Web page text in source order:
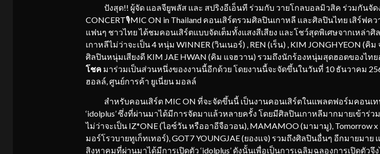
ปังสุด!! ผู้จัด แอลจียูพลัส และ สปริงอีเอ็นที ร่วมกับ วายโกลบอลมิวสิค ร่วมกันจัด
CONCERT🎙MIC ON in Thailand คอนเสิร์ตรวมศิลปินเกาหลี และศิลปินไทย เสิร์ฟค
แฟนๆ ชาวไทย ได้ชมคอนเสิร์ตแบบจัดเต็มทั้งแสงสีเสียง และโชว์สุดพิเศษจากเหล่าศิ
เกาหลีไม่ว่าจะเป็น 4 หนุ่ม WINNER (วินเนอร์) , REN (เร็น) , KIM JONGHYEON (คิม
ศิลปินหนุ่มเสียงดี KIM JAE HWAN (คิม แจฮวาน) รวมถึงนักร้องหนุ่มสุดฮอตของไทย
โชค มาร่วมเป็นส่วนหนึ่งของงานนี้อีกด้วย โดยงานนี้จะจัดขึ้นในวันที่ 10 ธันวาคม
ฮอลล์, ศูนย์การค้า ยูเนี่ยน มอลล์
สำหรับคอนเสิร์ต MIC ON ที่จะจัดขึ้นนี้ เป็นงานคอนเสิร์ตในแพลตฟอร์มคอนเท
‘idolplus’ ซึ่งที่ผ่านมาได้มีการจัดมาแล้วหลายครั้ง โดยมีศิลปินเกาหลีมากมายเข้าร่ว
ไม่ว่าจะเป็น IZ*ONE (ไอซ์วัน หรืออาอีจือวอน), MAMAMOO (มามามู), Tomorrow x
มอร์โรวบายทูเก็ทเทอร์), GOT7 YOUNGJAE (ยองแจ) รวมถึงศิลปินอื่นๆ อีกมายมาย
สิงหาคมที่ผ่านมาได้มีการเปิดตัว ‘idolplus’ ดังนั้นเพื่อเป็นการเฉลิมฉลองการเปิดตัว